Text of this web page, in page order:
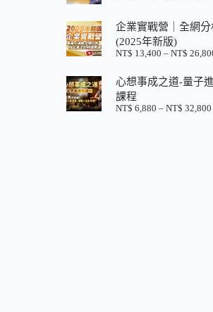
企業實戰營｜全網分
(2025年新版)
NT$ 13,400 – NT$
心想事成之道-量子
課程
NT$ 6,880 – NT$ 32,800